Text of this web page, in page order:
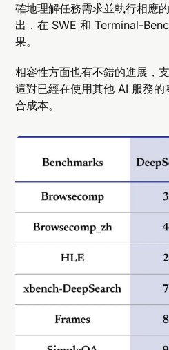
確地理解任務需求並執行相應
出，在 SWE 和 Terminal-
果。
相容性方面也有不錯的進展，
這對已經在使用其他 AI 服務
合成本。